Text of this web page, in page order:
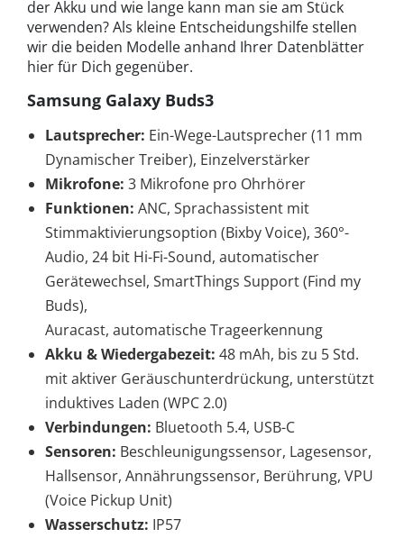
der Akku und wie lange kann man sie am Stück
verwenden? Als kleine Entscheidungshilfe stellen
wir die beiden Modelle anhand Ihrer Datenblätter
hier für Dich gegenüber.
Samsung Galaxy Buds3
Lautsprecher: Ein-Wege-Lautsprecher (11 mm
Dynamischer Treiber), Einzelverstärker
Mikrofone: 3 Mikrofone pro Ohrhörer
Funktionen: ANC, Sprachassistent mit
Stimmaktivierungsoption (Bixby Voice), 360°-
Audio, 24 bit Hi-Fi-Sound, automatischer
Gerätewechsel, SmartThings Support (Find my
Buds),
Auracast, automatische Trageerkennung
Akku & Wiedergabezeit: 48 mAh, bis zu 5 Std.
mit aktiver Geräuschunterdrückung, unterstützt
induktives Laden (WPC 2.0)
Verbindungen: Bluetooth 5.4, USB-C
Sensoren: Beschleunigungssensor, Lagesensor,
Hallsensor, Annährungssensor, Berührung, VPU
(Voice Pickup Unit)
Wasserschutz: IP57